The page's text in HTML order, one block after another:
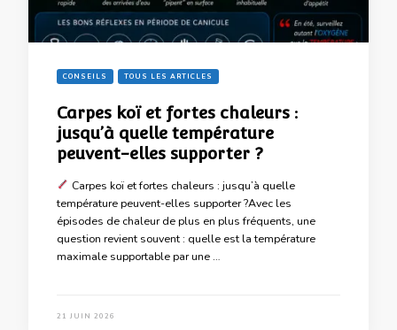
CONSEILS TOUS LES ARTICLES
Carpes koï et fortes chaleurs :
jusqu’à quelle température
peuvent-elles supporter ?
Carpes koï et fortes chaleurs : jusqu’à quelle
température peuvent-elles supporter ?Avec les
épisodes de chaleur de plus en plus fréquents, une
question revient souvent : quelle est la température
maximale supportable par une …
21 JUIN 2026